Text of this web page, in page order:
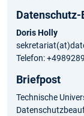
Datenschutz-
Doris Holly
Telefon:
Briefpost
Technische